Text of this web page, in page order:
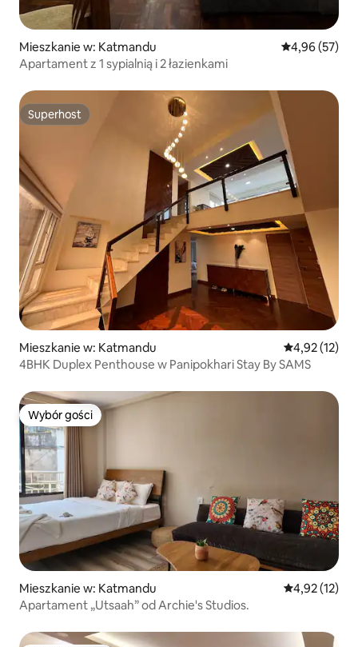
Mieszkanie w: Katmandu Średnia
4,96 (57)
Apartament z 1 sypialnią i 2 łazienkami
Superhost
Superhost
Mieszkanie w: Katmandu Średnia
4,92 (12)
4BHK Duplex Penthouse w Panipokhari Stay By SAMS
Wybór gości
Wybór gości
Mieszkanie w: Katmandu Średnia
4,92 (12)
Apartament „Utsaah” od Archie's Studios.